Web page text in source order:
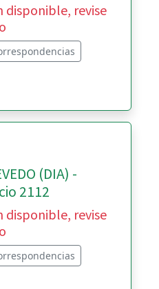
disponible, revise
(DIA) -
2112
disponible, revise